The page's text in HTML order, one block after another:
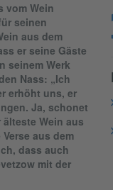
vom Wein
seinen
aus dem
er seine Gäste
seinem Werk
Nass: „Ich
erhöht uns, er
Ja, schonet
Wein aus
aus dem
dass auch
mit der